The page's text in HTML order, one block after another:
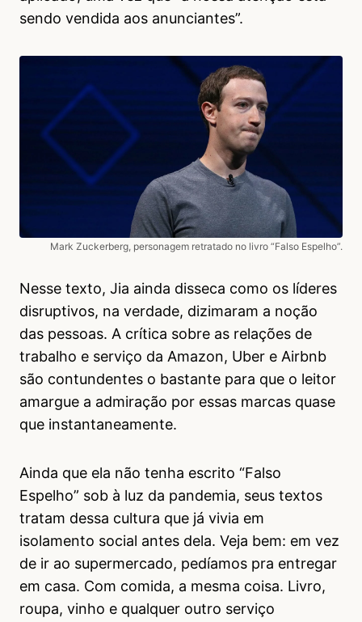
sendo vendida aos anunciantes”.
Mark Zuckerberg, personagem retratado no livro “Falso Espelho”.
Nesse texto, Jia ainda disseca como os líderes
disruptivos, na verdade, dizimaram a noção
das pessoas. A crítica sobre as relações de
trabalho e serviço da Amazon, Uber e Airbnb
são contundentes o bastante para que o leitor
amargue a admiração por essas marcas quase
que instantaneamente.
Ainda que ela não tenha escrito “Falso
Espelho” sob à luz da pandemia, seus textos
tratam dessa cultura que já vivia em
isolamento social antes dela. Veja bem: em vez
de ir ao supermercado, pedíamos pra entregar
em casa. Com comida, a mesma coisa. Livro,
roupa, vinho e qualquer outro serviço